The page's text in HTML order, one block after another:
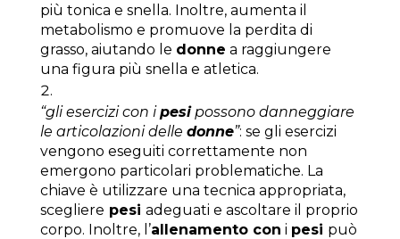
più tonica e snella. Inoltre, aumenta il
metabolismo e promuove la perdita di
grasso, aiutando le donne a raggiungere
una figura più snella e atletica.
“gli esercizi con ipesipossono danneggiare
le articolazioni delle donne”: se gli esercizi
vengono eseguiti correttamente non
emergono particolari problematiche. La
chiave è utilizzare una tecnica appropriata,
scegliere pesi adeguati e ascoltare il proprio
corpo. Inoltre, l’allenamento con i pesi può